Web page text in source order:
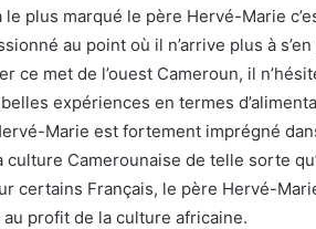
le plus marqué le père Hervé-Marie
au point où il n’arrive plus à
ce met de l’ouest Cameroun, il
expériences en termes
Marie est fortement imprégné
Camerounaise de telle sorte
certains Français, le père Hervé-
profit de la culture africaine.